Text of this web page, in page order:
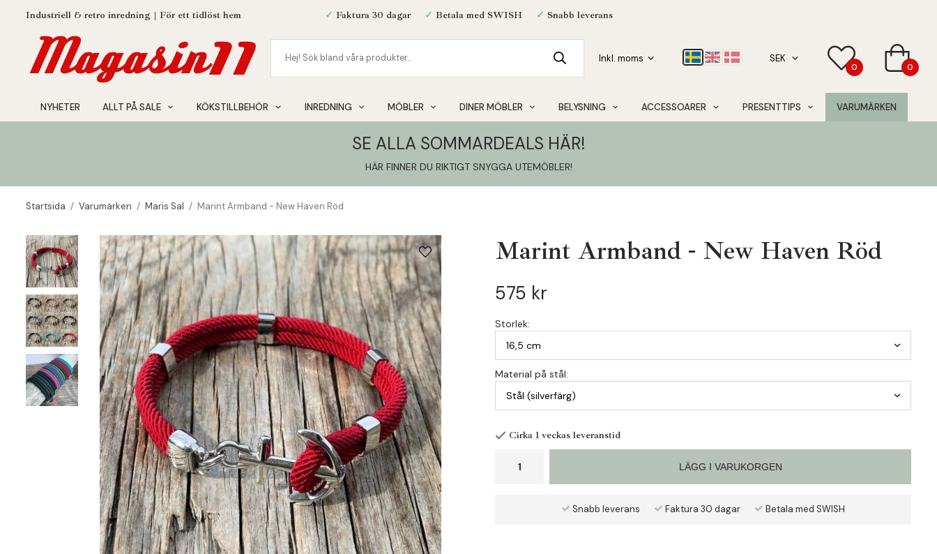
Industriell & retro inredning | För ett tidlöst hem ✓ Faktura 30 dagar ✓ Betala med SWISH ✓ Snabb leverans
0 0
NYHETER ALLT PÅ SALE KÖKSTILLBEHÖR INREDNING MÖBLER DINER MÖBLER BELYSNING ACCESSOARER PRESENTTIPS VARUMÄRKEN
SE ALLA SOMMARDEALS HÄR!
HÄR FINNER DU RIKTIGT SNYGGA UTEMÖBLER!
Startsida / Varumärken / Maris Sal / Marint Armband - New Haven Röd
Marint Armband - New Haven Röd
575 kr
Storlek:
Material på stål:
Cirka 1 veckas leveranstid
LÄGG I VARUKORGEN
Snabb leverans Faktura 30 dagar Betala med SWISH